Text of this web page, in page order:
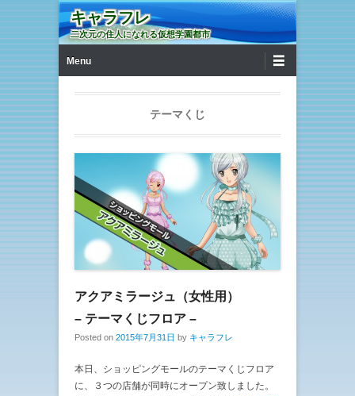
キャラフレ
二次元の住人になれる仮想学園都市
Menu
テーマくじ
アクアミラージュ（女性用）
– テーマくじフロア –
Posted on 2015年7月31日 by キャラフレ
本日、ショッピングモールのテーマくじフロア
に、３つの店舗が同時にオープン致しました。